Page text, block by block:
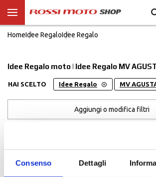
Consenso Dettagli
HomeIdee RegaloIdee Regalo
Idee Regalo moto | Idee Regalo MV
HAI SCELTO Idee Regalo MV
Aggiungi o modifica filtri